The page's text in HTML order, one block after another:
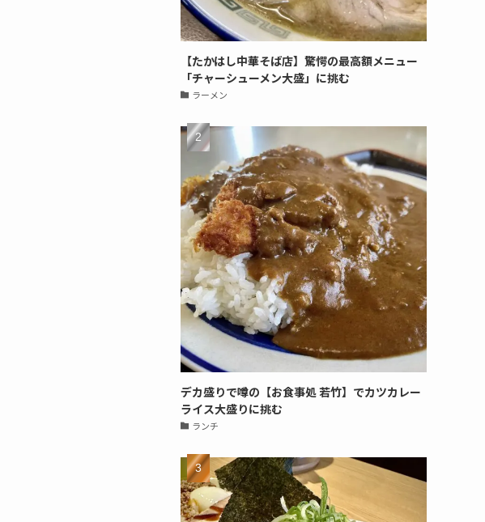
【たかはし中華そば店】驚愕の最高額メニュー
「チャーシューメン大盛」に挑む
ラーメン
デカ盛りで噂の【お食事処 若竹】でカツカレー
ライス大盛りに挑む
ランチ